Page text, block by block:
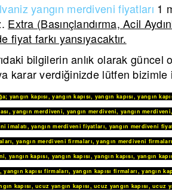
yangın merdiveni fiyatları 1
Extra (Basınçlandırma, Acil
fiyat farkı yansıyacaktır.
bilgilerin anlık olarak güncel
karar verdiğinizde lütfen bizimle
; yangın kapısı,yangın kapısı, yangın kapısı,yangın
,yangın merdiveni, yangın merdiveni,yangın merdiveni,
imalatı,yangın merdiveni fiyatları, yangın merdiveni
,yangın merdiveni firmaları,yangın merdiveni
,yangın kapısı, yangın kapısı,yangın kapısı, yangın
,yangın kapısı firmaları, yangın kapısı firmaları,yangın
kapısı,ucuz yangın kapısı,ucuz yangın kapısı,ucuz